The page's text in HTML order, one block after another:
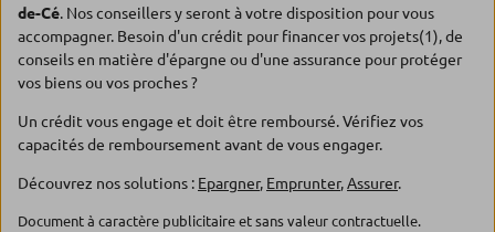
de-Cé. Nos conseillers y seront à votre disposition pour vous
accompagner. Besoin d'un crédit pour financer vos projets(1), de
conseils en matière d'épargne ou d'une assurance pour protéger
vos biens ou vos proches ?
Un crédit vous engage et doit être remboursé. Vérifiez vos
capacités de remboursement avant de vous engager.
Découvrez nos solutions : Epargner, Emprunter,Assurer.
Document à caractère publicitaire et sans valeur contractuelle.